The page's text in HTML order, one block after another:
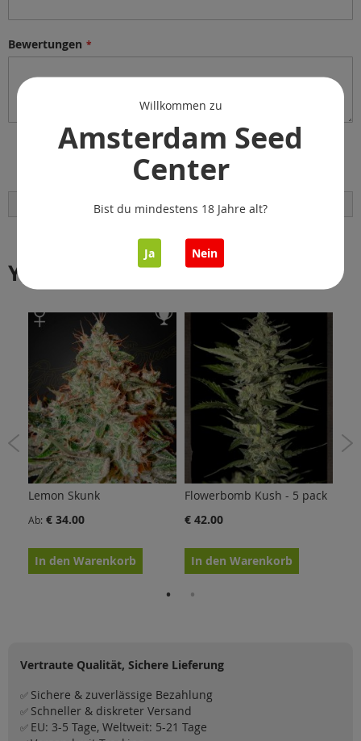
Bewertungen
Bewertung abschicken
You might also like
Lemon Skunk
Ab € 34.00
In den Warenkorb
Flowerbomb Kush - 5 pack
€ 42.00
In den Warenkorb
Vertraute Qualität, Sichere Lieferung
✅ Sichere & zuverlässige Bezahlung
✅ Schneller & diskreter Versand
✅ EU: 3-5 Tage, Weltweit: 5-21 Tage
Willkommen zu
Amsterdam Seed
Center
Bist du mindestens 18 Jahre alt?
Ja Nein